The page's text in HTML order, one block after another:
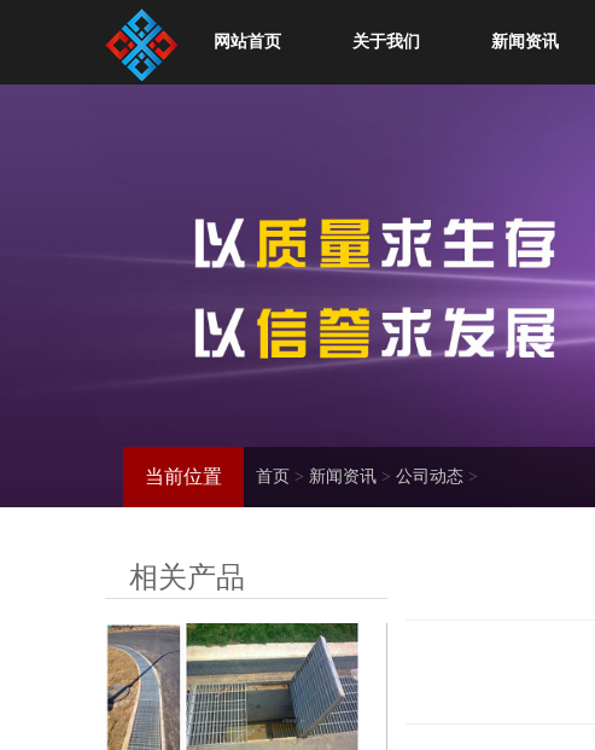
网站首页 关于我们 新闻资讯
当前位置 首页 > 新闻资讯 > 公司动态 >
相关产品